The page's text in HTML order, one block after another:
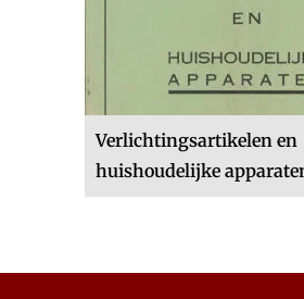
Verlichtingsartikelen en
huishoudelijke